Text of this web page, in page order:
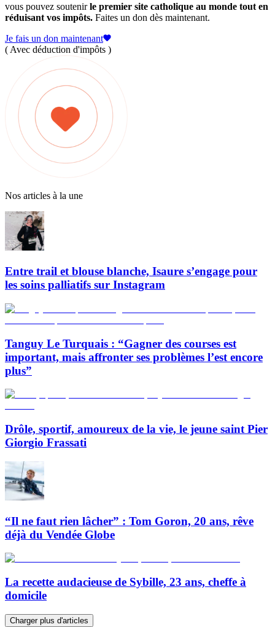
vous pouvez soutenirle premier site catholique au monde tout en
réduisant vos impôts. Faites un don dès maintenant.
Je fais un don maintenant
( Avec déduction d'impôts )
Nos articles à la une
Entre trail et blouse blanche, Isaure s’engage pour
les soins palliatifs sur Instagram
Tanguy Le Turquais : “Gagner des courses est
important, mais affronter ses problèmes l’est encore
plus”
Drôle, sportif, amoureux de la vie, le jeune saint Pier
Giorgio Frassati
“Il ne faut rien lâcher” : Tom Goron, 20 ans, rêve
déjà du Vendée Globe
La recette audacieuse de Sybille, 23 ans, cheffe à
domicile
Charger plus d'articles